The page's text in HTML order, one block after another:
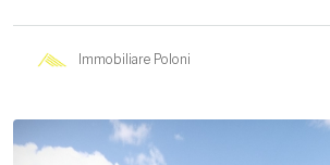
Immobiliare Poloni